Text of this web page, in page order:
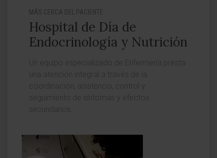
MÁS CERCA DEL PACIENTE
Hospital de Día de
Endocrinología y Nutrición
Un equipo especializado de Enfermería presta
una atención integral a través de la
coordinación, asistencia, control y
seguimiento de síntomas y efectos
secundarios.